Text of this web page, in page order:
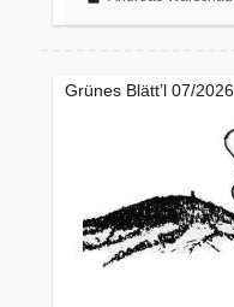
Grünes Blätt’l 07/2026